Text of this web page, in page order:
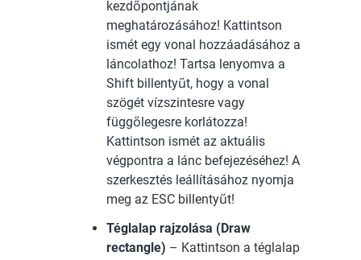
kezdőpontjának
meghatározásához! Kattintson
ismét egy vonal hozzáadásához a
láncolathoz! Tartsa lenyomva a
Shift billentyűt, hogy a vonal
szögét vízszintesre vagy
függőlegesre korlátozza!
Kattintson ismét az aktuális
végpontra a lánc befejezéséhez! A
szerkesztés leállításához nyomja
meg az ESC billentyűt!
Téglalap rajzolása (Draw
rectangle) – Kattintson a téglalap